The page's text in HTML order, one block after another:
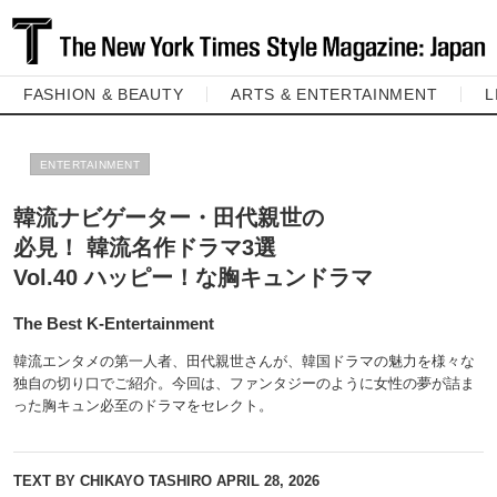
FASHION & BEAUTY ARTS & ENTERTAINMENT
ENTERTAINMENT
韓流ナビゲーター・田代親世の
必見！ 韓流名作ドラマ3選
Vol.40 ハッピー！な胸キュンドラマ
The Best K-Entertainment
韓流エンタメの第一人者、田代親世さんが、韓国ドラマの魅力を様々な
独自の切り口でご紹介。今回は、ファンタジーのように女性の夢が詰ま
った胸キュン必至のドラマをセレクト。
TEXT BY CHIKAYO TASHIRO APRIL 28, 2026